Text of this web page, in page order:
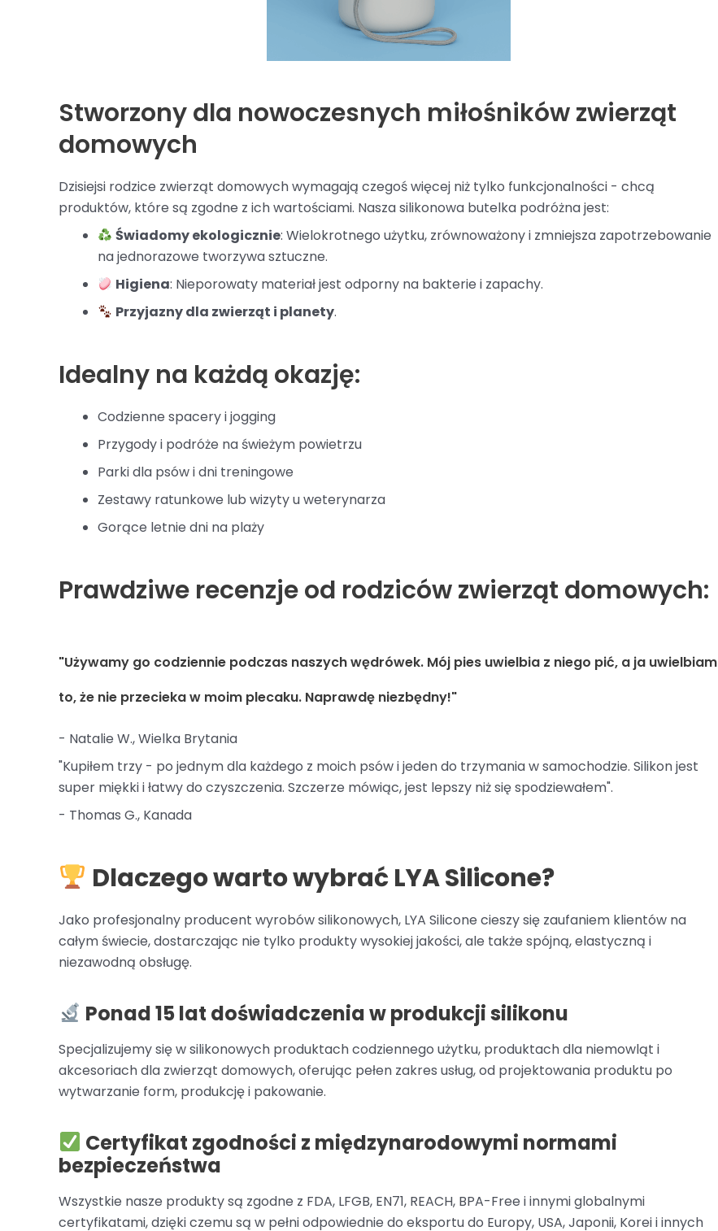
Stworzony dla nowoczesnych miłośników zwierząt
domowych
Dzisiejsi rodzice zwierząt domowych wymagają czegoś więcej niż tylko funkcjonalności - chcą
produktów, które są zgodne z ich wartościami. Nasza silikonowa butelka podróżna jest:
Świadomy ekologicznie: Wielokrotnego użytku, zrównoważony i zmniejsza zapotrzebowanie
na jednorazowe tworzywa sztuczne.
Higiena: Nieporowaty materiał jest odporny na bakterie i zapachy.
Przyjazny dla zwierząt i planety.
Idealny na każdą okazję:
Codzienne spacery i jogging
Przygody i podróże na świeżym powietrzu
Parki dla psów i dni treningowe
Zestawy ratunkowe lub wizyty u weterynarza
Gorące letnie dni na plaży
Prawdziwe recenzje od rodziców zwierząt domowych:
"Używamy go codziennie podczas naszych wędrówek. Mój pies uwielbia z niego pić, a ja uwielbiam
to, że nie przecieka w moim plecaku. Naprawdę niezbędny!"
- Natalie W., Wielka Brytania
"Kupiłem trzy - po jednym dla każdego z moich psów i jeden do trzymania w samochodzie. Silikon jest
super miękki i łatwy do czyszczenia. Szczerze mówiąc, jest lepszy niż się spodziewałem".
- Thomas G., Kanada
Dlaczego warto wybrać LYA Silicone?
Jako profesjonalny producent wyrobów silikonowych, LYA Silicone cieszy się zaufaniem klientów na
całym świecie, dostarczając nie tylko produkty wysokiej jakości, ale także spójną, elastyczną i
niezawodną obsługę.
Ponad 15 lat doświadczenia w produkcji silikonu
Specjalizujemy się w silikonowych produktach codziennego użytku, produktach dla niemowląt i
akcesoriach dla zwierząt domowych, oferując pełen zakres usług, od projektowania produktu po
wytwarzanie form, produkcję i pakowanie.
Certyfikat zgodności z międzynarodowymi normami
bezpieczeństwa
Wszystkie nasze produkty są zgodne z FDA, LFGB, EN71, REACH, BPA-Free i innymi globalnymi
certyfikatami, dzięki czemu są w pełni odpowiednie do eksportu do Europy, USA, Japonii, Korei i innych